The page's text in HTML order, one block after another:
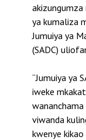
akizungumza
ya kumaliza
Jumuiya ya
(SADC)
“Jumuiya ya
iweke
viwanda
kwenye kikao